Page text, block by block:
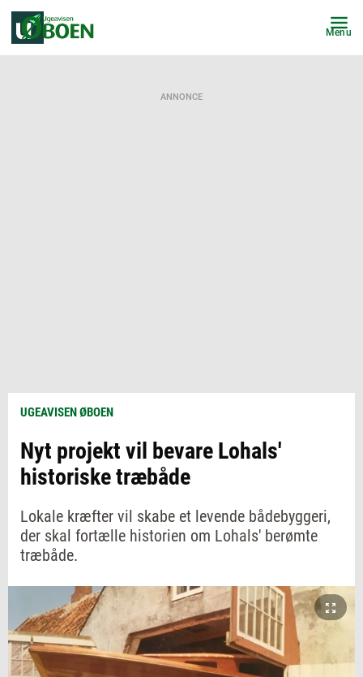
Menu
ANNONCE
UGEAVISEN ØBOEN
Nyt projekt vil bevare Lohals'
historiske træbåde
Lokale kræfter vil skabe et levende bådebyggeri,
der skal fortælle historien om Lohals' berømte
træbåde.